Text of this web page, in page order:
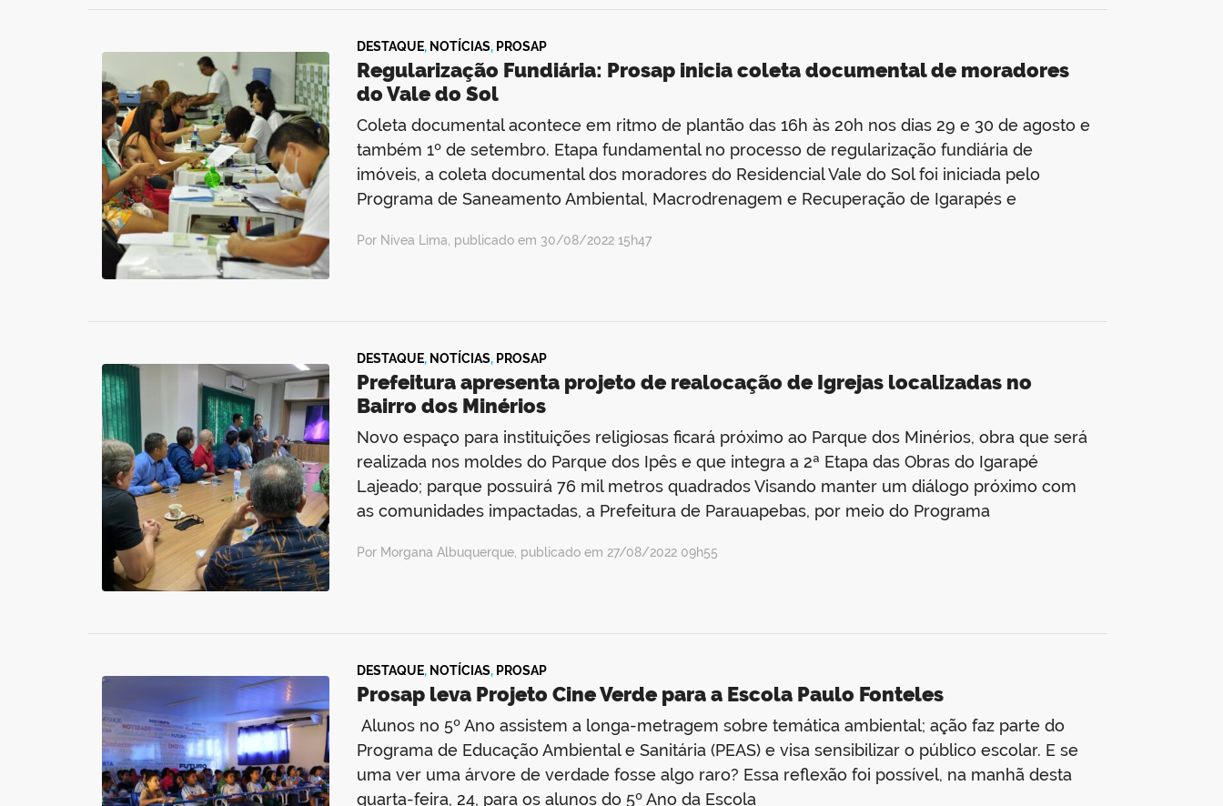
DESTAQUE, NOTÍCIAS, PROSAP
Regularização Fundiária: Prosap inicia coleta documental de moradores
do Vale do Sol
Coleta documental acontece em ritmo de plantão das 16h às 20h nos dias 29 e 30 de agosto e
também 1º de setembro. Etapa fundamental no processo de regularização fundiária de
imóveis, a coleta documental dos moradores do Residencial Vale do Sol foi iniciada pelo
Programa de Saneamento Ambiental, Macrodrenagem e Recuperação de Igarapés e
Por Nívea Lima, publicado em 30/08/2022 15h47
DESTAQUE, NOTÍCIAS, PROSAP
Prefeitura apresenta projeto de realocação de Igrejas localizadas no
Bairro dos Minérios
Novo espaço para instituições religiosas ficará próximo ao Parque dos Minérios, obra que será
realizada nos moldes do Parque dos Ipês e que integra a 2ª Etapa das Obras do Igarapé
Lajeado; parque possuirá 76 mil metros quadrados Visando manter um diálogo próximo com
as comunidades impactadas, a Prefeitura de Parauapebas, por meio do Programa
Por Morgana Albuquerque, publicado em 27/08/2022 09h55
DESTAQUE, NOTÍCIAS, PROSAP
Prosap leva Projeto Cine Verde para a Escola Paulo Fonteles
Alunos no 5º Ano assistem a longa-metragem sobre temática ambiental; ação faz parte do
Programa de Educação Ambiental e Sanitária (PEAS) e visa sensibilizar o público escolar. E se
uma ver uma árvore de verdade fosse algo raro? Essa reflexão foi possível, na manhã desta
quarta-feira, 24, para os alunos do 5º Ano da Escola